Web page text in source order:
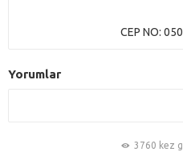
CEP NO:
Yorumlar
3760 kez